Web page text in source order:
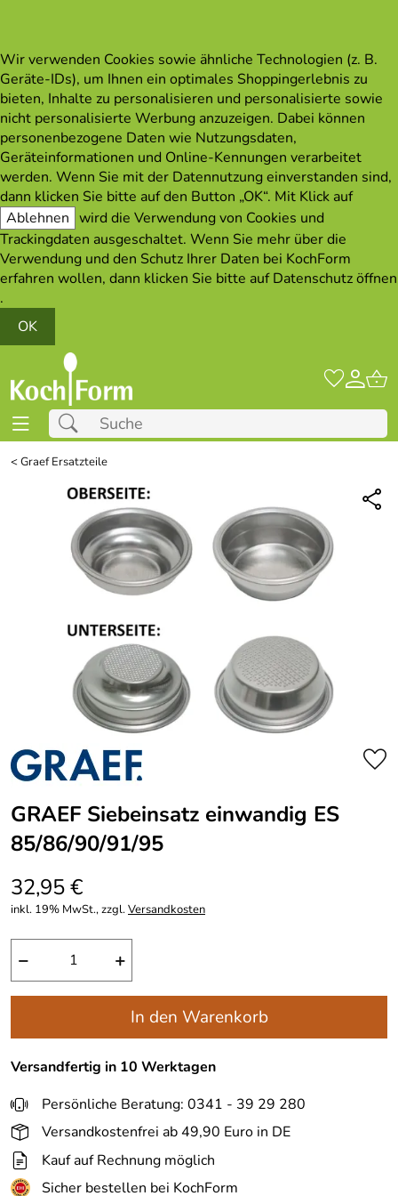
Wir verwenden Cookies sowie ähnliche Technologien (z. B.
Geräte-IDs), um Ihnen ein optimales Shoppingerlebnis zu
bieten, Inhalte zu personalisieren und personalisierte sowie
nicht personalisierte Werbung anzuzeigen. Dabei können
personenbezogene Daten wie Nutzungsdaten,
Geräteinformationen und Online-Kennungen verarbeitet
werden. Wenn Sie mit der Datennutzung einverstanden sind,
dann klicken Sie bitte auf den Button „OK“. Mit Klick auf
Ablehnen wird die Verwendung von Cookies und
Trackingdaten ausgeschaltet. Wenn Sie mehr über die
Verwendung und den Schutz Ihrer Daten bei KochForm
erfahren wollen, dann klicken Sie bitte aufDatenschutz öffnen
.
OK
<Graef Ersatzteile
GRAEF Siebeinsatz einwandig ES
85/86/90/91/95
32,95 €
inkl. 19% MwSt., zzgl.Versandkosten
− +
In den Warenkorb
Versandfertig in 10 Werktagen
Persönliche Beratung: 0341 - 39 29 280
Versandkostenfrei ab 49,90 Euro in DE
Kauf auf Rechnung möglich
Sicher bestellen bei KochForm